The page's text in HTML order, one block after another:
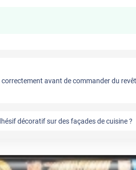
avant de commander du
décoratif sur des façades de cuisine ?